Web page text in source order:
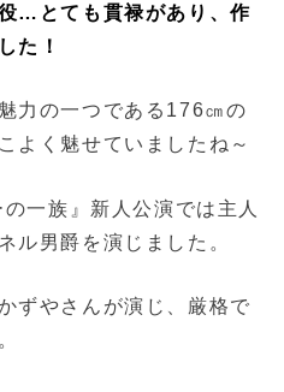
…とても貫禄があり、作
た！
力の一つである176㎝の
よく魅せていましたね～
一族』新人公演では主人
ル男爵を演じました。
ずやさんが演じ、厳格で